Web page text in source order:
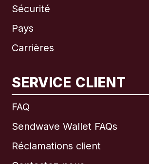
Sécurité
Pays
Carrières
SERVICE CLIENT
FAQ
Sendwave Wallet FAQs
Réclamations client
International English
Brésil